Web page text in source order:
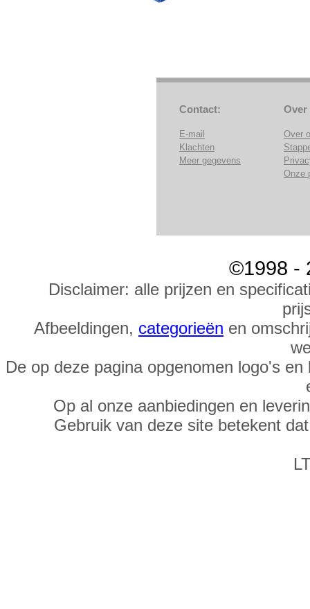
Contact:
E-mail
Klachten
Meer gegevens
Over
Over
Onze
©1998 -
Disclaimer: alle prijzen en
Afbeeldingen, categorieën en
De op deze pagina opgenomen logo's
Op al onze aanbiedingen en
Gebruik van deze site betekent